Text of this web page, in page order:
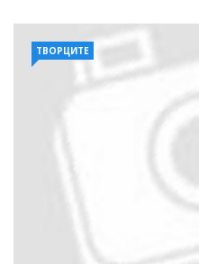
ТВОРЦИТЕ